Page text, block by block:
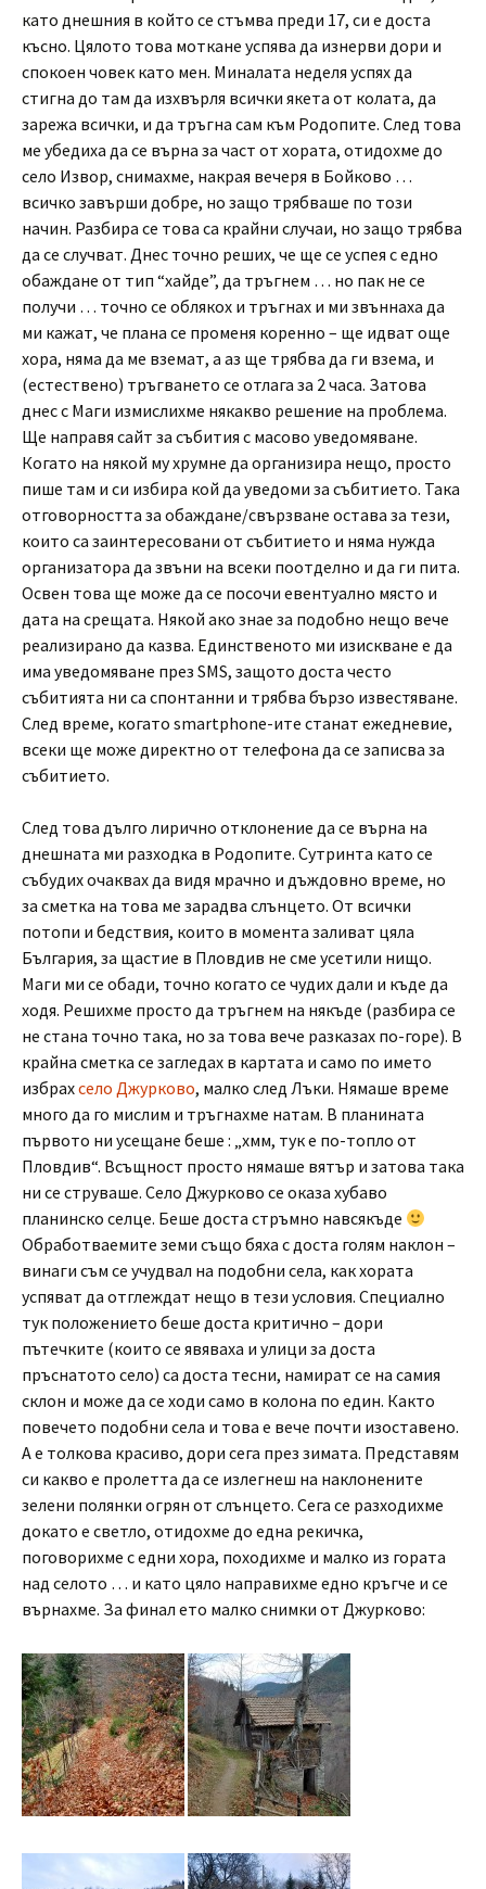
като днешния в който се стъмва преди 17, си е доста
късно. Цялото това моткане успява да изнерви дори и
спокоен човек като мен. Миналата неделя успях да
стигна до там да изхвърля всички якета от колата, да
зарежа всички, и да тръгна сам към Родопите. След това
ме убедиха да се върна за част от хората, отидохме до
село Извор, снимахме, накрая вечеря в Бойково …
всичко завърши добре, но защо трябваше по този
начин. Разбира се това са крайни случаи, но защо трябва
да се случват. Днес точно реших, че ще се успея с едно
обаждане от тип “хайде”, да тръгнем … но пак не се
получи … точно се облякох и тръгнах и ми звъннаха да
ми кажат, че плана се променя коренно – ще идват още
хора, няма да ме вземат, а аз ще трябва да ги взема, и
(естествено) тръгването се отлага за 2 часа. Затова
днес с Маги измислихме някакво решение на проблема.
Ще направя сайт за събития с масово уведомяване.
Когато на някой му хрумне да организира нещо, просто
пише там и си избира кой да уведоми за събитието. Така
отговорността за обаждане/свързване остава за тези,
които са заинтересовани от събитието и няма нужда
организатора да звъни на всеки поотделно и да ги пита.
Освен това ще може да се посочи евентуално място и
дата на срещата. Някой ако знае за подобно нещо вече
реализирано да казва. Единственото ми изискване е да
има уведомяване през SMS, защото доста често
събитията ни са спонтанни и трябва бързо известяване.
След време, когато smartphone-ите станат ежедневие,
всеки ще може директно от телефона да се записва за
събитието.
След това дълго лирично отклонение да се върна на
днешната ми разходка в Родопите. Сутринта като се
събудих очаквах да видя мрачно и дъждовно време, но
за сметка на това ме зарадва слънцето. От всички
потопи и бедствия, които в момента заливат цяла
България, за щастие в Пловдив не сме усетили нищо.
Маги ми се обади, точно когато се чудих дали и къде да
ходя. Решихме просто да тръгнем на някъде (разбира се
не стана точно така, но за това вече разказах по-горе). В
крайна сметка се загледах в картата и само по името
избрахсело Джурково, малко след Лъки. Нямаше време
много да го мислим и тръгнахме натам. В планината
първото ни усещане беше : „хмм, тук е по-топло от
Пловдив“. Всъщност просто нямаше вятър и затова така
ни се струваше. Село Джурково се оказа хубаво
планинско селце. Беше доста стръмно навсякъде
Обработваемите земи също бяха с доста голям наклон –
винаги съм се учудвал на подобни села, как хората
успяват да отглеждат нещо в тези условия. Специално
тук положението беше доста критично – дори
пътечките (които се явяваха и улици за доста
пръснатото село) са доста тесни, намират се на самия
склон и може да се ходи само в колона по един. Както
повечето подобни села и това е вече почти изоставено.
А е толкова красиво, дори сега през зимата. Представям
си какво е пролетта да се излегнеш на наклонените
зелени полянки огрян от слънцето. Сега се разходихме
докато е светло, отидохме до една рекичка,
поговорихме с едни хора, походихме и малко из гората
над селото … и като цяло направихме едно кръгче и се
върнахме. За финал ето малко снимки от Джурково: